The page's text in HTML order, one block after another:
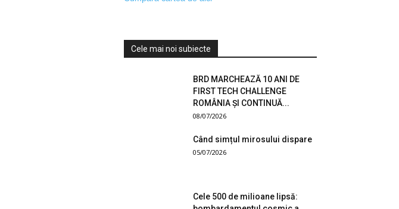
Cele mai noi subiecte
BRD MARCHEAZĂ 10 ANI DE
FIRST TECH CHALLENGE
ROMÂNIA ȘI CONTINUĂ...
08/07/2026
Când simțul mirosului dispare
05/07/2026
Cele 500 de milioane lipsă: